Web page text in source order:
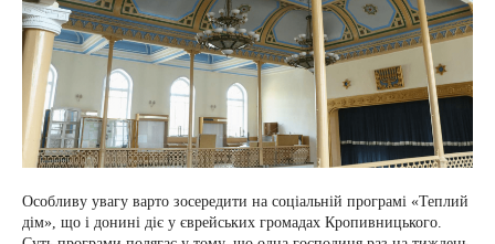
Особливу увагу варто зосередити на соціальній програмі «Теплий
дім», що і донині діє у єврейських громадах Кропивницького.